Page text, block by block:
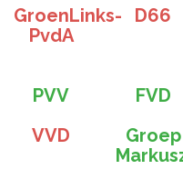
GroenLinks-
PvdA
D66
PVV
FVD
VVD
Groep